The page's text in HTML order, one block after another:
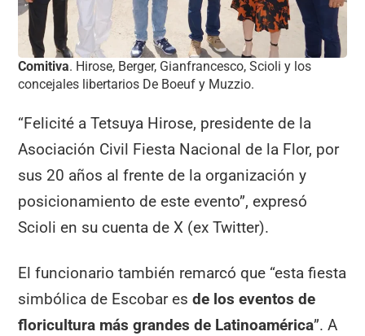
Comitiva. Hirose, Berger, Gianfrancesco, Scioli y los
concejales libertarios De Boeuf y Muzzio.
“Felicité a Tetsuya Hirose, presidente de la
Asociación Civil Fiesta Nacional de la Flor, por
sus 20 años al frente de la organización y
posicionamiento de este evento”, expresó
Scioli en su cuenta de X (ex Twitter).
El funcionario también remarcó que “esta fiesta
simbólica de Escobar esde los eventos de
floricultura más grandes de Latinoamérica”. A